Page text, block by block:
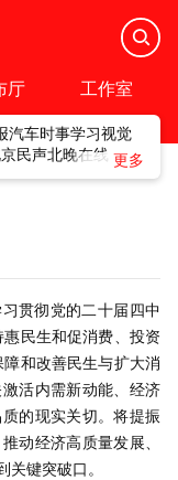
厅 工作室
汽车时事学习视觉
民声北晚在线
贯彻党的二十届四中
民生和促消费、投资
和改善民生与扩大消
活内需新动能、经济
的现实关切。将提振
动经济高质量发展、
键突破口。